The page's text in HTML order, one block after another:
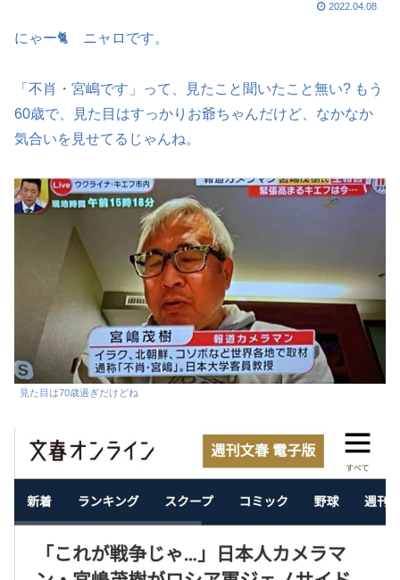
2022.04.08
にゃー🐈 ニャロです。
「不肖・宮嶋です」って、見たこと聞いたこと無い? もう
60歳で、見た目はすっかりお爺ちゃんだけど、なかなか
気合いを見せてるじゃんね。
見た目は70歳過ぎだけどね